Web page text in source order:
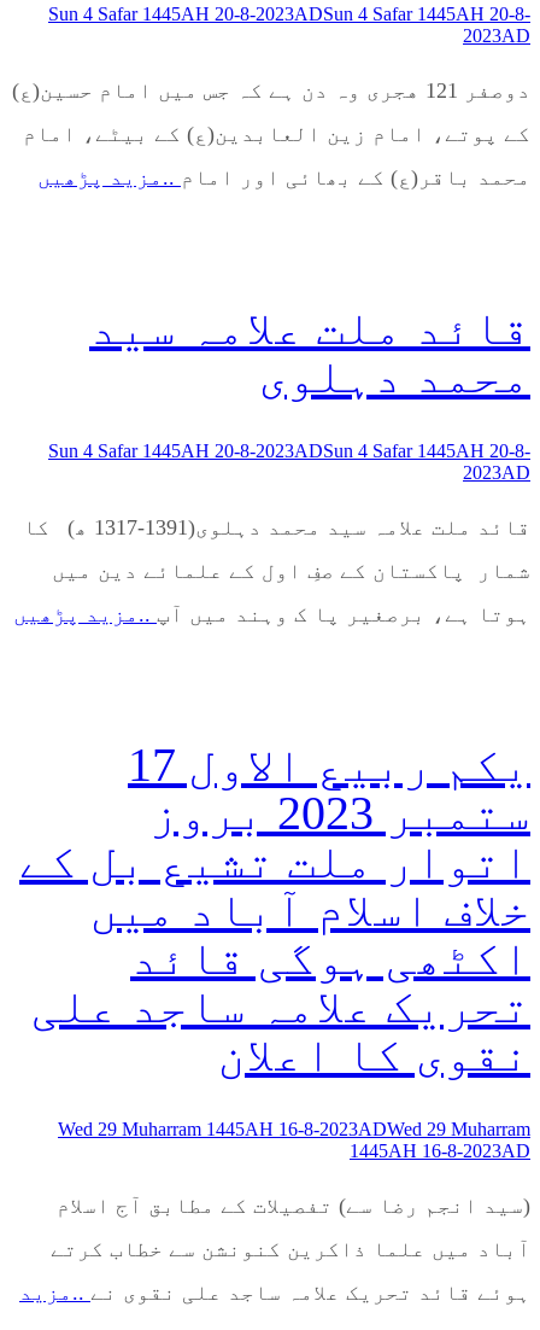
Sun 4 Safar 1445AH 20-8-2023ADSun 4 Safar 1445AH 20-8-
2023AD
دوصفر 121 هجری وہ دن ہے کہ جس میں امام حسین(ع)
کے پوتے، امام زین العابدین(ع) کے بیٹے، امام
محمد باقر(ع) کے بھائی اور امام ..مزید پڑھیں
قائد ملت علامہ سید
محمد دہلوی
Sun 4 Safar 1445AH 20-8-2023ADSun 4 Safar 1445AH 20-8-
2023AD
قائد ملت علامہ سید محمد دہلوی(1391-1317 ھ) کا
شمار پاکستان کے صفِ اول کے علمائے دین میں
ہوتا ہے، برصغیر پا ک وہند میں آپ ..مزید پڑھیں
یکم ربیع الاول 17
ستمبر 2023 بروز
اتوار ملت تشیع بل کے
خلاف اسلام آباد میں
اکٹھی ہوگی قائد
تحریک علامہ ساجد علی
نقوی کا اعلان
Wed 29 Muharram 1445AH 16-8-2023ADWed 29 Muharram
1445AH 16-8-2023AD
(سید انجم رضا سے) تفصیلات کے مطابق آج اسلام
آباد میں علما ذاکرین کنونشن سے خطاب کرتے
ہوئے قائد تحریک علامہ ساجد علی نقوی نے ..مزید